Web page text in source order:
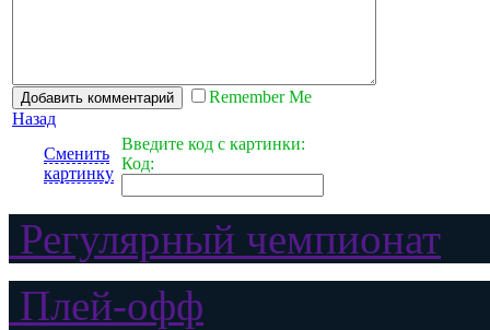
Remember Me
Назад
Сменить
картинку
Введите код с картинки:
Код:
Регулярный чемпионат
Плей-офф